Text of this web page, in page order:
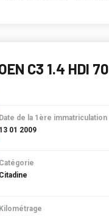
C3 1.4 HDI
Date de la 1ère immatriculation
13 01 2009
Catégorie
Citadine
Kilométrage